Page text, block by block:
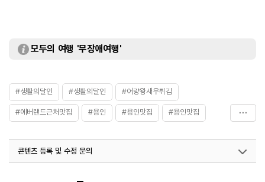
모두의 여행 '무장애여행'
#생활의달인 #생활의달인 #어량왕새우튀김
#에버랜드근처맛집 #용인 #용인맛집 #용인맛집
콘텐츠 등록 및 수정 문의